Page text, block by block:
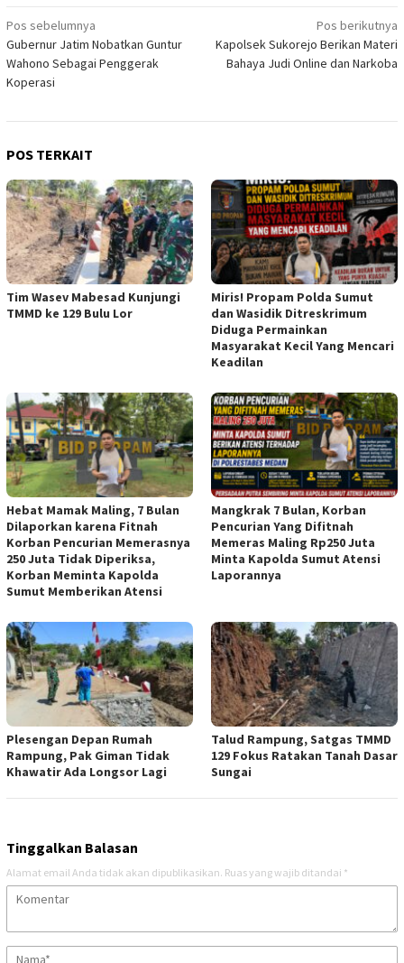
Navigasi
pos
Pos sebelumnya
Gubernur Jatim Nobatkan Guntur
Wahono Sebagai Penggerak
Koperasi
Pos berikutnya
Kapolsek Sukorejo Berikan Materi
Bahaya Judi Online dan Narkoba
POS TERKAIT
Tim Wasev Mabesad Kunjungi
TMMD ke 129 Bulu Lor
Miris! Propam Polda Sumut
dan Wasidik Ditreskrimum
Diduga Permainkan
Masyarakat Kecil Yang Mencari
Keadilan
Hebat Mamak Maling, 7 Bulan
Dilaporkan karena Fitnah
Korban Pencurian Memerasnya
250 Juta Tidak Diperiksa,
Korban Meminta Kapolda
Sumut Memberikan Atensi
Mangkrak 7 Bulan, Korban
Pencurian Yang Difitnah
Memeras Maling Rp250 Juta
Minta Kapolda Sumut Atensi
Laporannya
Plesengan Depan Rumah
Rampung, Pak Giman Tidak
Khawatir Ada Longsor Lagi
Talud Rampung, Satgas TMMD
129 Fokus Ratakan Tanah Dasar
Sungai
Tinggalkan Balasan
Alamat email Anda tidak akan dipublikasikan. Ruas yang wajib ditandai *